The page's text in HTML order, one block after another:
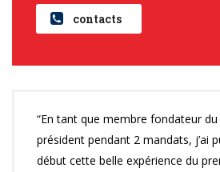
contacts
“En tant que membre fondateur
président pendant 2 mandats, j’ai
début cette belle expérience du